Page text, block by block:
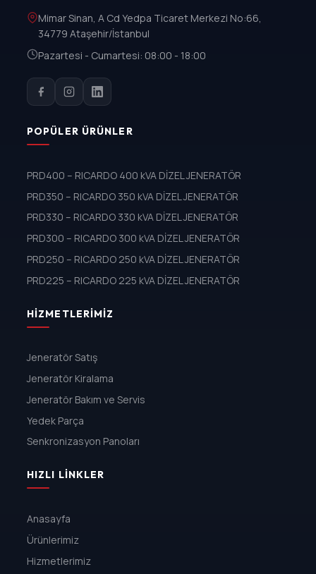
Mimar Sinan, A Cd Yedpa Ticaret Merkezi No:66,
34779 Ataşehir/İstanbul
Pazartesi - Cumartesi: 08:00 - 18:00
POPÜLER ÜRÜNLER
PRD400 – RICARDO 400 kVA DİZEL JENERATÖR
PRD350 – RICARDO 350 kVA DİZEL JENERATÖR
PRD330 – RICARDO 330 kVA DİZEL JENERATÖR
PRD300 – RICARDO 300 kVA DİZEL JENERATÖR
PRD250 – RICARDO 250 kVA DİZEL JENERATÖR
PRD225 – RICARDO 225 kVA DİZEL JENERATÖR
HIZMETLERIMIZ
Jeneratör Satış
Jeneratör Kiralama
Jeneratör Bakım ve Servis
Yedek Parça
Senkronizasyon Panoları
HIZLI LINKLER
Anasayfa
Ürünlerimiz
Hizmetlerimiz